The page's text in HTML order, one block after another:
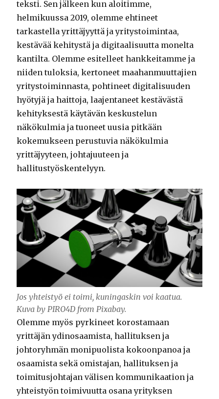
teksti. Sen jälkeen kun aloitimme,
helmikuussa 2019, olemme ehtineet
tarkastella yrittäjyyttä ja yritystoimintaa,
kestävää kehitystä ja digitaalisuutta monelta
kantilta. Olemme esitelleet hankkeitamme ja
niiden tuloksia, kertoneet maahanmuuttajien
yritystoiminnasta, pohtineet digitalisuuden
hyötyjä ja haittoja, laajentaneet kestävästä
kehityksestä käytävän keskustelun
näkökulmia ja tuoneet uusia pitkään
kokemukseen perustuvia näkökulmia
yrittäjyyteen, johtajuuteen ja
hallitustyöskentelyyn.
Jos yhteistyö ei toimi, kuningaskin voi kaatua.
Kuva by PIRO4D from Pixabay.
Olemme myös pyrkineet korostamaan
yrittäjän ydinosaamista, hallituksen ja
johtoryhmän monipuolista kokoonpanoa ja
osaamista sekä omistajan, hallituksen ja
toimitusjohtajan välisen kommunikaation ja
yhteistyön toimivuutta osana yrityksen